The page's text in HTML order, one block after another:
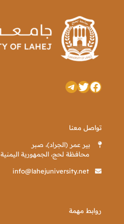
فيسبوك
تويترتيليجرام
تواصل معنا
بير عمر (الجراد)، صبر
محافظة لحج، الجمهورية اليمنية
info@lahejuniversity.net
روابط مهمة